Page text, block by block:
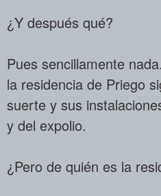
¿Y después qué?
Pues sencillamente
la residencia de Priego
suerte y sus
y del expolio.
¿Pero de quién es la